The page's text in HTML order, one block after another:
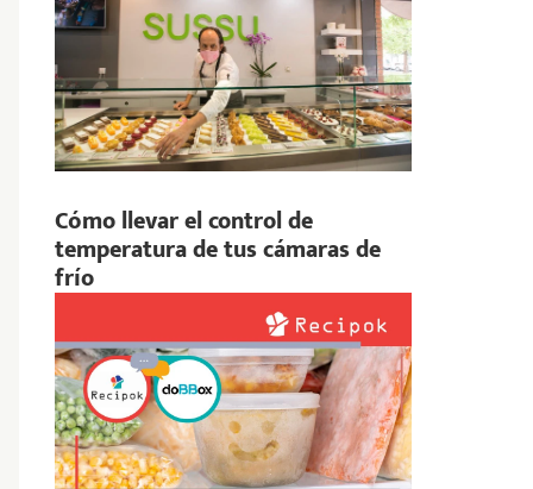
Cómo llevar el control de
temperatura de tus cámaras de
frío